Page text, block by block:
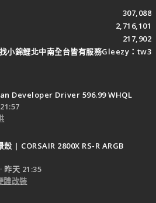
307,088
2,716,101
217,902
小錦鯉北中南全台皆有服務Gleezy：tw3
Developer Driver 596.99 WHQL
殼 | CORSAIR 2800X RS-R ARGB
昨天 21:35
體改裝